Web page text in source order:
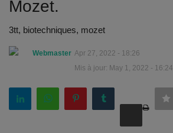
Contacts
Mozet.
3tt, biotechniques, mozet
Webmaster Apr 27, 2022 - 18:26
Mis à jour: May 1, 2022 - 16:24